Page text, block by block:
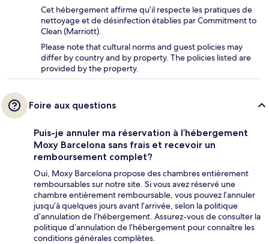
Cet hébergement affirme qu’il respecte les pratiques de
nettoyage et de désinfection établies par Commitment to
Clean (Marriott).
Please note that cultural norms and guest policies may
differ by country and by property. The policies listed are
provided by the property.
Foire aux questions
Puis-je annuler ma réservation à l’hébergement
Moxy Barcelona sans frais et recevoir un
remboursement complet?
Oui, Moxy Barcelona propose des chambres entièrement
remboursables sur notre site. Si vous avez réservé une
chambre entièrement remboursable, vous pouvez l’annuler
jusqu’à quelques jours avant l’arrivée, selon la politique
d’annulation de l’hébergement. Assurez-vous de consulter la
politique d’annulation de l’hébergement pour connaître les
conditions générales complètes.